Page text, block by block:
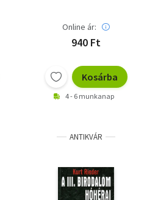
Online ár:
940 Ft
Kosárba
4 - 6 munkanap
ANTIKVÁR